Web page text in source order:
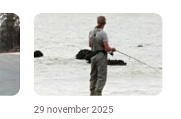
29 november 2025